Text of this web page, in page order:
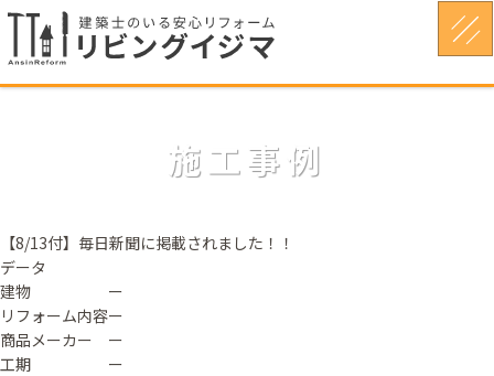
施工事例
【8/13付】毎日新聞に掲載されました！！
データ
建物
ー
リフォーム内容ー
商品メーカー
ー
工期
ー